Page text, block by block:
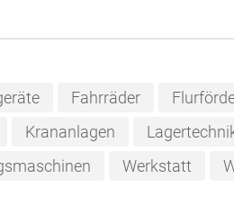
Fahrräder
Krananlagen
Werkstatt